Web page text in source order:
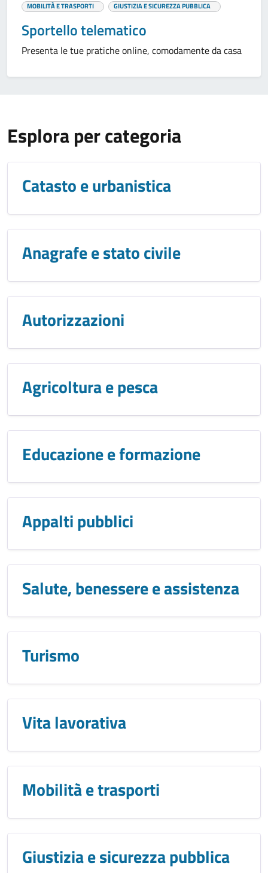
MOBILITÀ E TRASPORTI
GIUSTIZIA E SICUREZZA PUBBLICA
Sportello telematico
Presenta le tue pratiche online, comodamente da casa
Esplora per categoria
Catasto e urbanistica
Anagrafe e stato civile
Autorizzazioni
Agricoltura e pesca
Educazione e formazione
Appalti pubblici
Salute, benessere e assistenza
Turismo
Vita lavorativa
Mobilità e trasporti
Giustizia e sicurezza pubblica